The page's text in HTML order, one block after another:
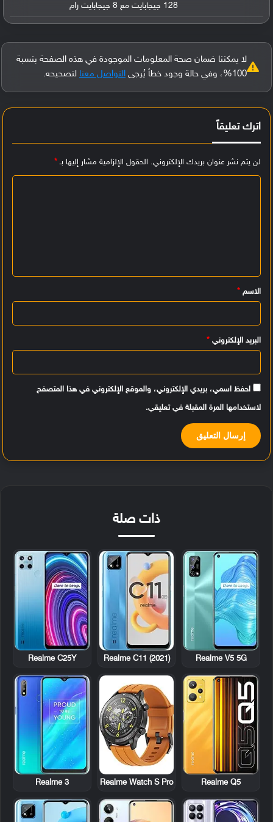
128 جيجابايت مع 8 جيجابايت رام
لا يمكننا ضمان صحة المعلومات الموجودة في هذه الصفحة بنسبة
100%، وفي حالة وجود خطأ يُرجى
التواصل معنا لتصحيحه.
اترك تعليقاً
لن يتم نشر عنوان بريدك الإلكتروني. الحقول الإلزامية مشار إليها بـ*
ي
ق
الاسم *
البريد الإلكتروني *
احفظ اسمي، بريدي الإلكتروني، والموقع الإلكتروني في هذا المتصفح
لاستخدامها المرة المقبلة في تعليقي.
ذات صلة
Realme V5 5G
Realme C11 (2021)
Realme C25Y
Realme Q5
Realme Watch S Pro
Realme 3